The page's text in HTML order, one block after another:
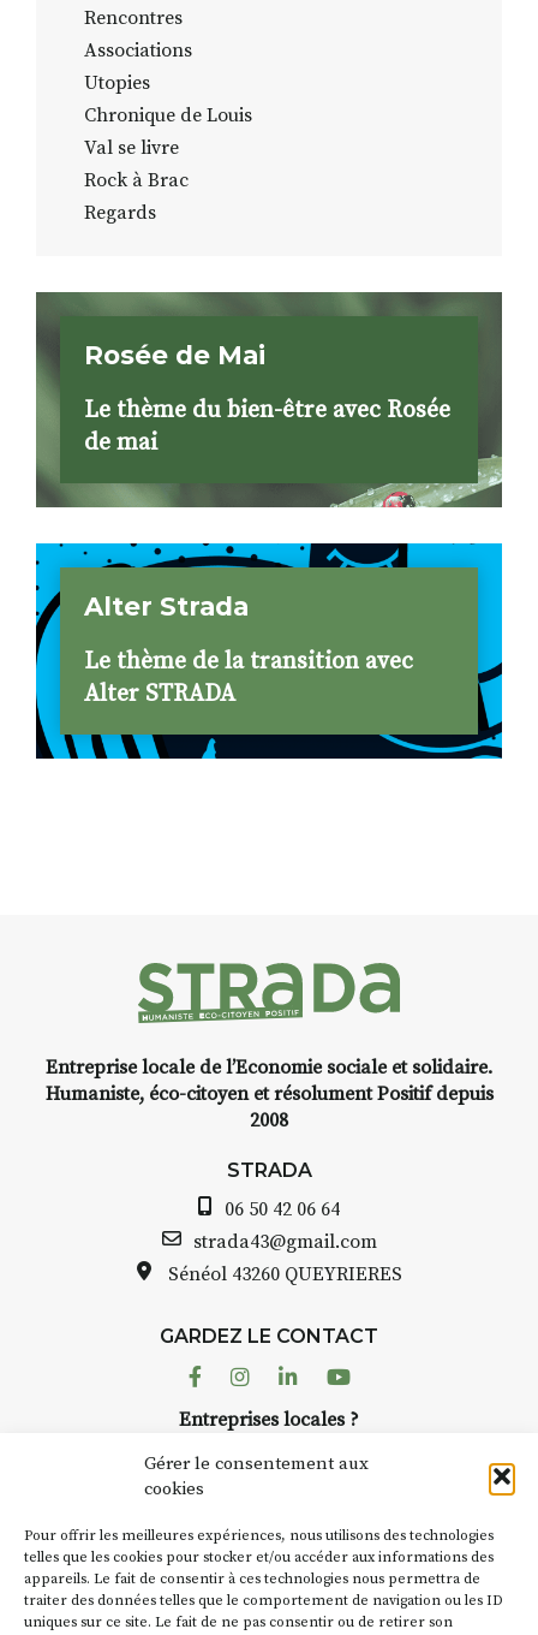
Gérer le consentement aux
cookies
Pour offrir les meilleures expériences, nous utilisons des technologies
telles que les cookies pour stocker et/ou accéder aux informations des
appareils. Le fait de consentir à ces technologies nous permettra de
traiter des données telles que le comportement de navigation ou les ID
uniques sur ce site. Le fait de ne pas consentir ou de retirer son
Rencontres
Associations
Utopies
Chronique de Louis
Val se livre
Rock à Brac
Regards
Rosée de Mai
Le thème du bien-être avec Rosée
de mai
Alter Strada
Le thème de la transition avec
Alter STRADA
Entreprise locale de l’Economie sociale et solidaire.
Humaniste, éco-citoyen et résolument Positif depuis
2008
STRADA
06 50 42 06 64
strada43@gmail.com
Sénéol 43260 QUEYRIERES
GARDEZ LE CONTACT
FacebookInstagram
LinkedinYoutube
Entreprises locales ?
Suivez toute l'actu de Strada